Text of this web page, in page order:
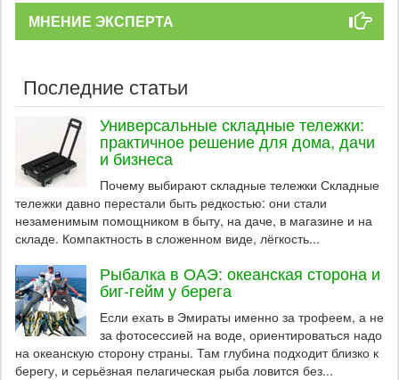
МНЕНИЕ ЭКСПЕРТА
Последние статьи
Универсальные складные тележки:
практичное решение для дома, дачи
и бизнеса
Почему выбирают складные тележки Складные
тележки давно перестали быть редкостью: они стали
незаменимым помощником в быту, на даче, в магазине и на
складе. Компактность в сложенном виде, лёгкость...
Рыбалка в ОАЭ: океанская сторона и
биг-гейм у берега
Если ехать в Эмираты именно за трофеем, а не
за фотосессией на воде, ориентироваться надо
на океанскую сторону страны. Там глубина подходит близко к
берегу, и серьёзная пелагическая рыба ловится без...